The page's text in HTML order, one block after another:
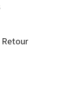
Retour